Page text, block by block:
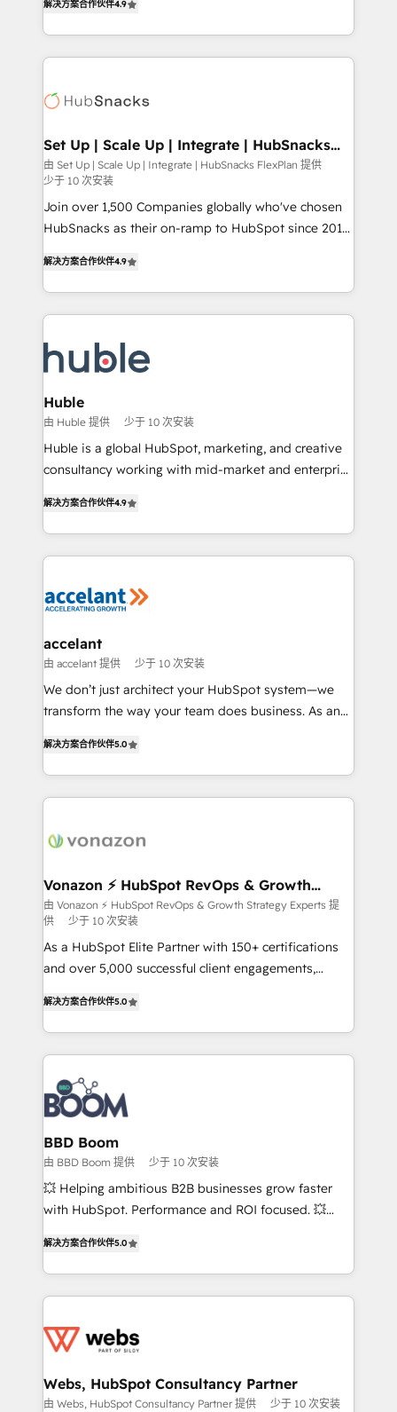
Growth-Driven Design Agency of the Year 🏆2016
Sales Enablement HubSpot Impact Award 🏆2015
HubSpot COS Performance Award 🏆2014 HubSpot
COS Design Award 🏆2013 HubSpot Marketplace
Partner 📆Founded in 1997
developing a new website to lead generation and
digital marketing; we do it all (and with great
results)! In short, our services include: - HubSpot
HubSpot development: websites, custom modules,
marketing, advertising, campaigns, content and
design We connect people, data and technology to
improve customer experiences. With our bright
people, exciting ideas and can-do mentality, we
ensure revenue growth on a daily basis. So tell us
team of 100+ experts is ready for you! Driving digital
growth | www.brightdigital.com
解决方案合作伙伴4.9
Set Up | Scale Up | Integrate | HubSnacks
FlexPlan
由 Set Up | Scale Up | Integrate | HubSnacks FlexPlan 提供
少于 10 次安装
Join over 1,500 Companies globally who've chosen
HubSnacks as their on-ramp to HubSpot since 2014
1️⃣ Set Up | Onboarding New or Check-fixing existing
HubSpot portals 2️⃣ Scale Up | 100% HubSpot Task
Execution... Global 24/7 ... All Experts 3️⃣ Integrate |
Slash months from your API Integration project... ⬅️
Click "Contact Business" ⬅️ to access 150+ Kickstart
Integration templates that put HubSpot in the center
of your tech stack, syncing... 🛍️ Shopify or
WooCommerce 💲 Stripe or Paypal 💰 Sage or
Netsuite 🤖 Google or Microsoft ✍️ DocuSign or
the rare Advanced "Custom Integrations"
Accreditation, securely sync data across... 🔄 any
new HubSpot portal with Advanced Website and
CRM Migrations using our in-house "HubScrub" Tool.
解决方案合作伙伴4.9
Huble
由 Huble 提供 少于 10 次安装
Huble is a global HubSpot, marketing, and creative
consultancy working with mid-market and enterprise
the strategy, processes, and teams that turn
HubSpot into a genuine growth engine. Named
HubSpot's Global Partner of the Year in 2024,
worldwide, and with over 15 years in the ecosystem,
One company, one operating model, delivering
across offices and consulting teams in the UK, USA,
Canada, Germany, France, Belgium, Singapore, and
South Africa. Certified compliant with ISO/IEC
international offices and 175+ employees.
解决方案合作伙伴4.9
accelant
由 accelant 提供 少于 10 次安装
We don’t just architect your HubSpot system—we
transform the way your team does business. As an
creating tailored, end-to-end CRM solutions that
accelerate growth, improve operational efficiency,
and ensure faster time to value on HubSpot. What
day one, our team takes the time to deeply
strategies that deliver impactful results. Our mission
is to empower you to unlock HubSpot’s full potential
—faster. Through expert training, unmatched
responsiveness, and ongoing support, we equip
your team to adopt new systems with confidence
customer engagement.
解决方案合作伙伴5.0
Vonazon ⚡ HubSpot RevOps & Growth
Strategy Experts
由 Vonazon ⚡ HubSpot RevOps & Growth Strategy Experts 提
供
少于 10 次安装
As a HubSpot Elite Partner with 150+ certifications
and over 5,000 successful client engagements,
measurable, scalable growth. From onboarding to
enterprise-grade campaigns, our in-house team
builds scalable strategies that drive long-term
revenue. ⚙️ HubSpot Integration & Optimization •
Seamless CRM, CMS, and automation setup •
Complex platform migrations and data cleanups •
Custom APIs and third-party integrations 📈 End-to-
End Revenue Acceleration • Lifecycle marketing and
pipeline growth programs • Sales enablement tools
and CRM optimization • Retention strategies with
Execution • 750+ onboardings and 2,000+
implementations • Deep expertise across marketing,
解决方案合作伙伴5.0
BBD Boom
由 BBD Boom 提供 少于 10 次安装
💥 Helping ambitious B2B businesses grow faster
with HubSpot. Performance and ROI focused. 💥
to HubSpot Better. We work with your teams to
solve all your HubSpot challenges and improve user
adoption, sales process and marketing results.
the first time 🔧 Designing and optimising your
and build using HubSpot 🔌 Integrating HubSpot
with other systems 🎓 Training your teams to be
解决方案合作伙伴5.0
Webs, HubSpot Consultancy Partner
由 Webs, HubSpot Consultancy Partner 提供 少于 10 次安装